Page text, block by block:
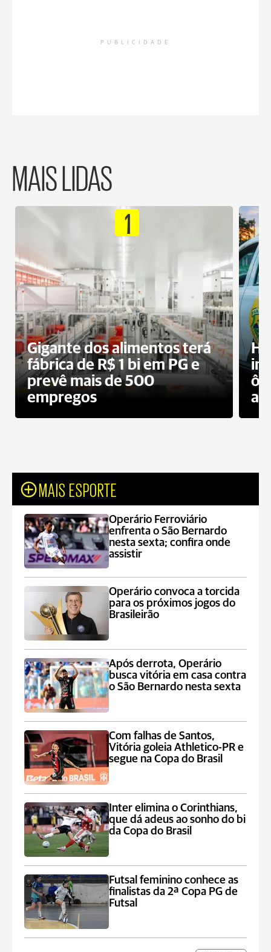
PUBLICIDADE
MAIS LIDAS
1
Gigante dos alimentos terá
fábrica de R$ 1 bi em PG e
prevê mais de 500
empregos
MAIS ESPORTE
Operário Ferroviário
enfrenta o São Bernardo
nesta sexta; confira onde
assistir
Operário convoca a torcida
para os próximos jogos do
Brasileirão
Após derrota, Operário
busca vitória em casa contra
o São Bernardo nesta sexta
Com falhas de Santos,
Vitória goleia Athletico-PR e
segue na Copa do Brasil
Inter elimina o Corinthians,
que dá adeus ao sonho do bi
da Copa do Brasil
Futsal feminino conhece as
finalistas da 2ª Copa PG de
Futsal